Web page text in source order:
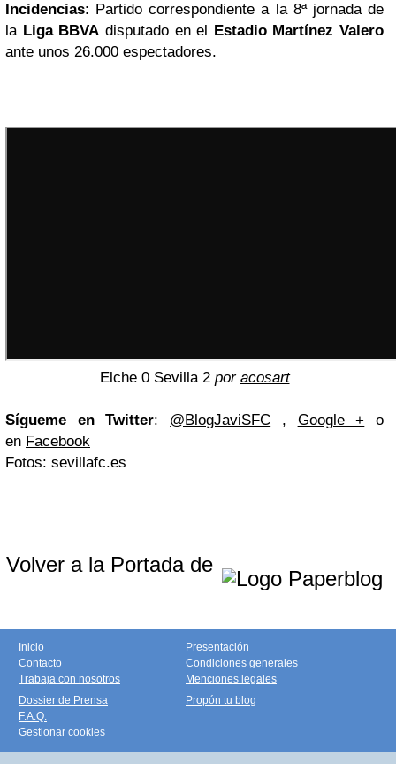
Incidencias: Partido correspondiente a la 8ª jornada de
laLiga BBVA disputado en el Estadio Martínez Valero
ante unos 26.000 espectadores.
Elche 0 Sevilla 2 por acosart
Sígueme en Twitter: @BlogJaviSFC , Google + o
en Facebook
Fotos: sevillafc.es
Volver a la Portada de
Inicio
Contacto
Trabaja con nosotros
Presentación
Condiciones generales
Menciones legales
Dossier de Prensa
F.A.Q.
Gestionar cookies
Propón tu blog